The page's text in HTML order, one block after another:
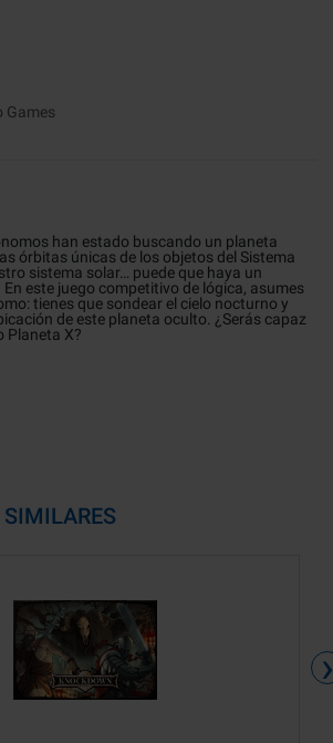
Games
han estado buscando un planeta
órbitas únicas de los objetos del Sistema
sistema solar… puede que haya un
este juego competitivo de lógica, asumes
tienes que sondear el cielo nocturno y
de este planeta oculto. ¿Serás capaz
Planeta X?
›